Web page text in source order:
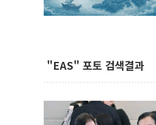
"EAS" 포토 검색결과